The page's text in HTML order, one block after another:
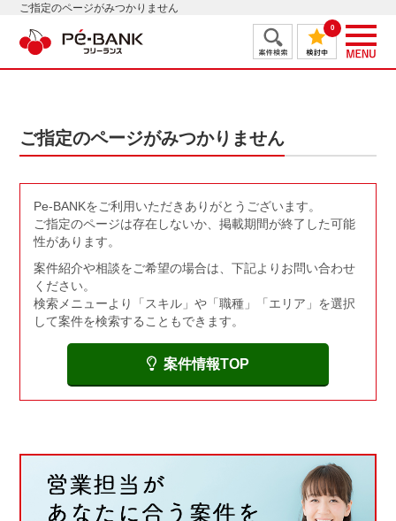
ご指定のページがみつかりません
0
ご指定のページがみつかりません
Pe-BANKをご利用いただきありがとうございます。
ご指定のページは存在しないか、掲載期間が終了した可能
性があります。
案件紹介や相談をご希望の場合は、下記よりお問い合わせ
ください。
検索メニューより「スキル」や「職種」「エリア」を選択
して案件を検索することもできます。
案件情報TOP